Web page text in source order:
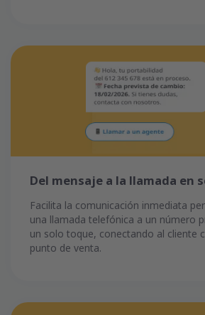
Del mensaje a la llamada en
Facilita la comunicación inmediata
una llamada telefónica a un número
un solo toque, conectando al cliente
punto de venta.